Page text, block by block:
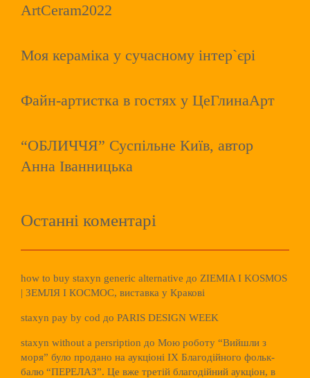
ArtCeram2022
Моя кераміка у сучасному інтер`єрі
Файн-артистка в гостях у ЦеГлинаАрт
“ОБЛИЧЧЯ” Суспільне Київ, автор
Анна Іванницька
Останні коментарі
how to buy staxyn generic alternative до ZIEMIA I KOSMOS
| ЗЕМЛЯ І КОСМОС, виставка у Кракові
staxyn pay by cod до PARIS DESIGN WEEK
staxyn without a persription до Мою роботу “Вийшли з
моря” було продано на аукціоні ІХ Благодійного фольк-
балю “ПЕРЕЛАЗ”. Це вже третій благодійний аукціон, в